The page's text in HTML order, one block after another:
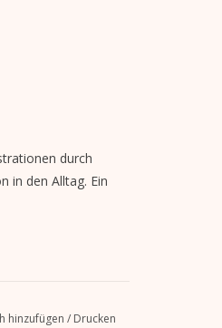
durch
in den Alltag. Ein
hinzufügen / Drucken